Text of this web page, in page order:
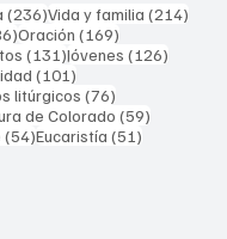
(236)236 entradas
Vida y familia (214)
186 entradas
Oración (169)
(131)131 entradas
Jóvenes (126)
(101)
litúrgicos (76)
de Colorado (59)
(54)54 entradas
Eucaristía (51)